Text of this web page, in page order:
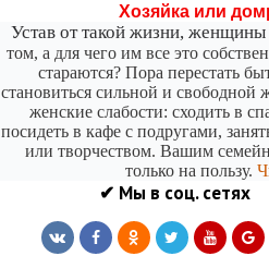
Хозяйка или
Устав от такой жизни,
том, а для чего им все это
стараются? Пора перестать
становиться сильной и
женские слабости: сходить в
посидеть в кафе с подругами,
или творчеством. Вашим
только на пользу.
✔ Мы в соц. сетях